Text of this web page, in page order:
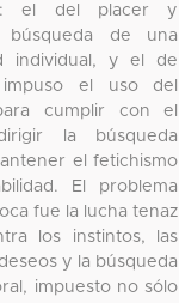
el del placer y
de una
individual, y el de
el uso del
cumplir con el
la búsqueda
el fetichismo
El problema
fue la lucha tenaz
los instintos, las
y la búsqueda
impuesto no sólo